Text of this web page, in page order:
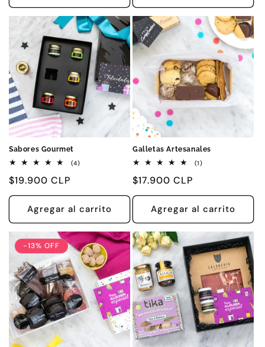
Sabores Gourmet
(4)4
Precio
habitual
$19.900 CLP
Agregar al carrito
Galletas Artesanales
(1)1
Precio
habitual
$17.900 CLP
Agregar al carrito
-13% OFF